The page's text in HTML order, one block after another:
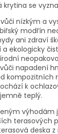
krytina se
nízkým a
modřín
ani zdraví
ekologicky
napadení
kompozitních
k
teplý.
výhodám
terasových
deska